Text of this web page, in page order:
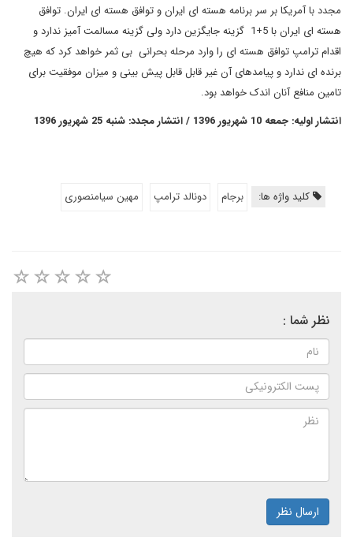
مجدد با آمریکا بر سر برنامه هسته ای ایران و توافق هسته ای ایران. توافق
هسته ای ایران با 5+1 گزینه جایگزین دارد ولی گزینه مسالمت آمیز ندارد و
اقدام ترامپ توافق هسته ای را وارد مرحله بحرانی بی ثمر خواهد کرد که هیچ
برنده ای ندارد و پیامدهای آن غیر قابل قابل پیش بینی و میزان موفقیت برای
تامین منافع آنان اندک خواهد بود.
انتشار اولیه: جمعه 10 شهریور 1396 / انتشار مجدد: شنبه 25 شهریور 1396
کلید واژه ها: برجام دونالد ترامپ مهین سیامنصوری
نظر شما :
ارسال نظر